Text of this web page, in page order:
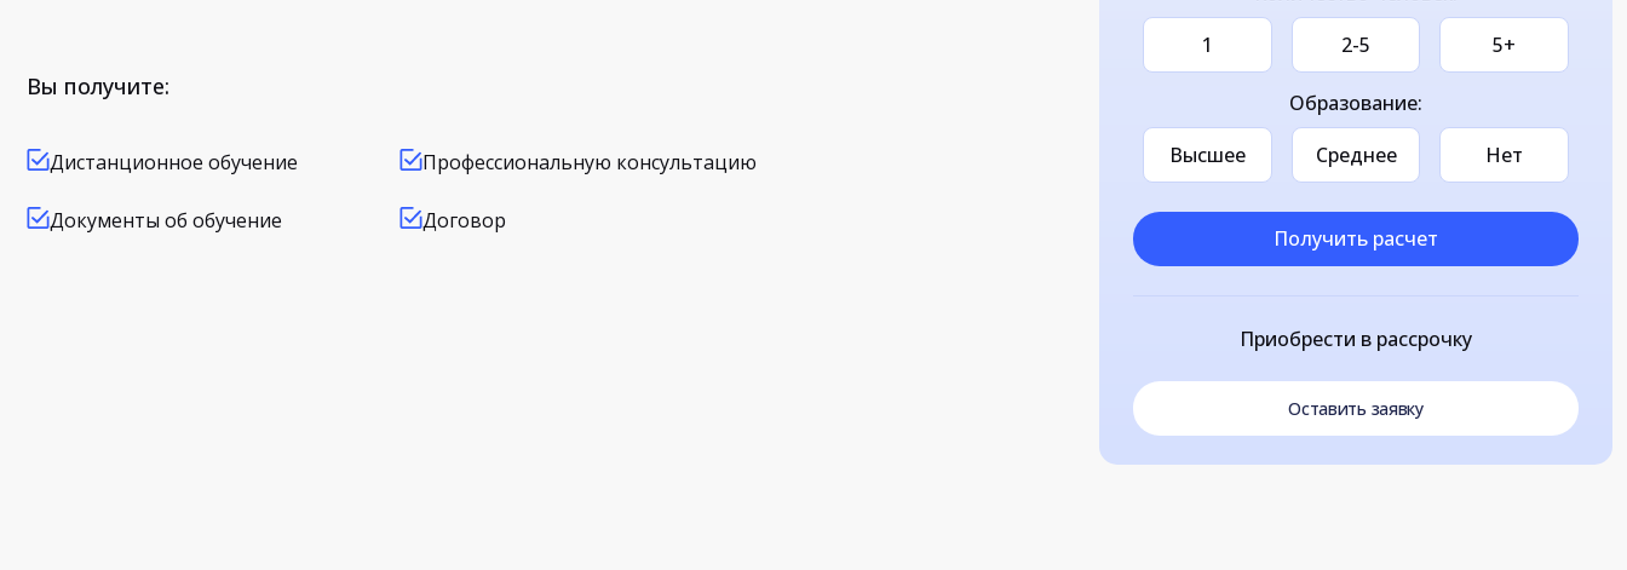
Вы получите:
Дистанционное обучение Профессиональную консультацию
Документы об обучение Договор
1
2-5 5+
Образование:
Высшее
Среднее Нет
Получить расчет
Приобрести в рассрочку
Оставить заявку